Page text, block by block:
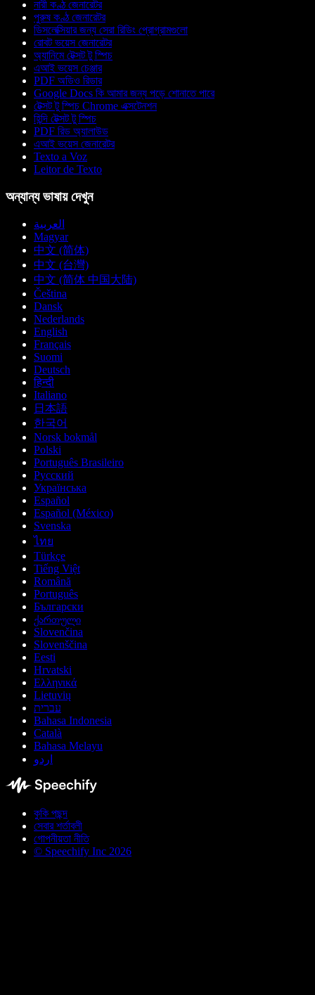
নারী কণ্ঠ জেনারেটর
পুরুষ কণ্ঠ জেনারেটর
ডিসলেক্সিয়ার জন্য সেরা রিডিং প্রোগ্রামগুলো
রোবট ভয়েস জেনারেটর
অ্যানিমে টেক্সট টু স্পিচ
এআই ভয়েস চেঞ্জার
PDF অডিও রিডার
Google Docs কি আমার জন্য পড়ে শোনাতে পারে
টেক্সট টু স্পিচ Chrome এক্সটেনশন
হিন্দি টেক্সট টু স্পিচ
PDF রিড অ্যালাউড
এআই ভয়েস জেনারেটর
Texto a Voz
Leitor de Texto
অন্যান্য ভাষায় দেখুন
العربية
Magyar
中文 (简体)
中文 (台灣)
中文 (简体 中国大陆)
Čeština
Dansk
Nederlands
English
Français
Suomi
Deutsch
हिन्दी
Italiano
日本語
한국어
Norsk bokmål
Polski
Português Brasileiro
Русский
Українська
Español
Español (México)
Svenska
ไทย
Türkçe
Tiếng Việt
Română
Português
Български
ქართული
Slovenčina
Slovenščina
Eesti
Hrvatski
Ελληνικά
Lietuvių
עברית
Bahasa Indonesia
Català
Bahasa Melayu
اردو
কুকি পছন্দ
সেবার শর্তাবলী
গোপনীয়তা নীতি
© Speechify Inc 2026